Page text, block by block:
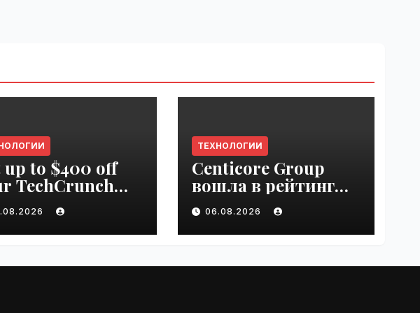
up to $400 off
TechCrunch
2026 pass
Friday |
ТЕХНОЛОГИИ
Centicore Group
вошла в рейтинг
«CNews500:
Крупнейшие ИТ-
компании России» |
06.08.2026